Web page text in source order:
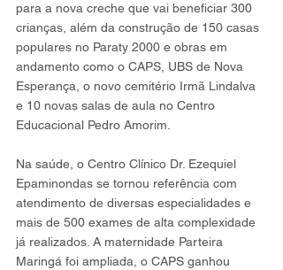
para a nova creche que vai beneficiar 300
crianças, além da construção de 150 casas
populares no Paraty 2000 e obras em
andamento como o CAPS, UBS de Nova
Esperança, o novo cemitério Irmã Lindalva
e 10 novas salas de aula no Centro
Educacional Pedro Amorim.
Na saúde, o Centro Clínico Dr. Ezequiel
Epaminondas se tornou referência com
atendimento de diversas especialidades e
mais de 500 exames de alta complexidade
já realizados. A maternidade Parteira
Maringá foi ampliada, o CAPS ganhou